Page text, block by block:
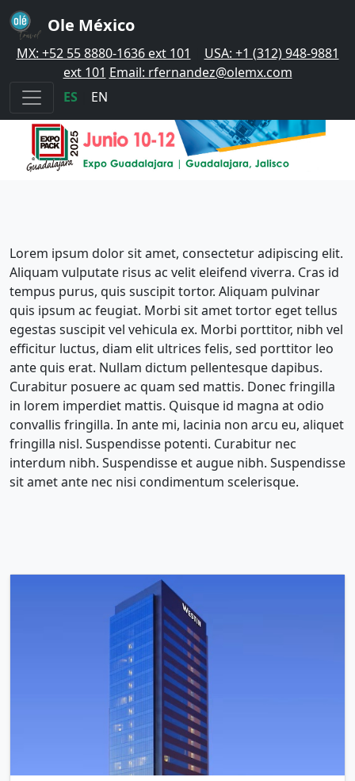
Ole México
MX: +52 55 8880-1636 ext 101
USA: +1 (312) 948-9881
ext 101 Email: rfernandez@olemx.com
ES
EN
Lorem ipsum dolor sit amet, consectetur adipiscing elit.
Aliquam vulputate risus ac velit eleifend viverra. Cras id
tempus purus, quis suscipit tortor. Aliquam pulvinar
quis ipsum ac feugiat. Morbi sit amet tortor eget tellus
egestas suscipit vel vehicula ex. Morbi porttitor, nibh vel
efficitur luctus, diam elit ultrices felis, sed porttitor leo
ante quis erat. Nullam dictum pellentesque dapibus.
Curabitur posuere ac quam sed mattis. Donec fringilla
in lorem imperdiet mattis. Quisque id magna at odio
convallis fringilla. In ante mi, lacinia non arcu eu, aliquet
fringilla nisl. Suspendisse potenti. Curabitur nec
interdum nibh. Suspendisse et augue nibh. Suspendisse
sit amet ante nec nisi condimentum scelerisque.